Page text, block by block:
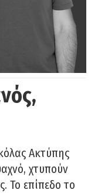
Ακτύπης
χτυπούν
Το επίπεδο το